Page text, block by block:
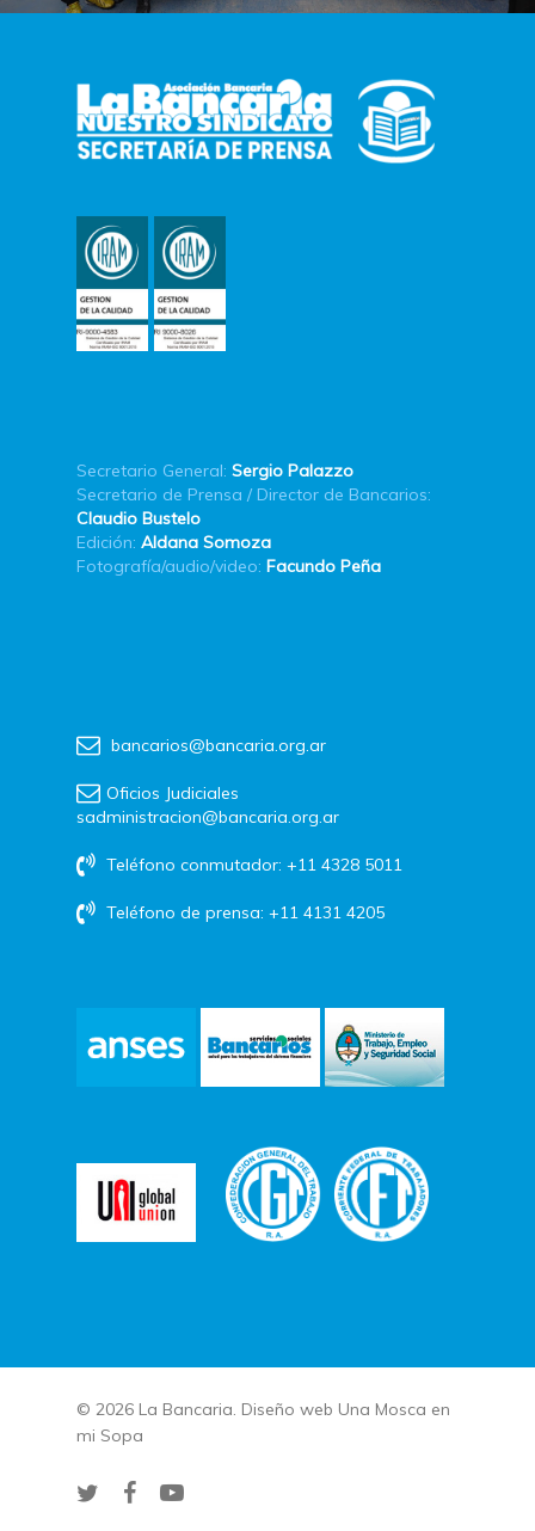
Secretario General: Sergio Palazzo
Secretario de Prensa / Director de Bancarios:
Claudio Bustelo
Edición: Aldana Somoza
Fotografía/audio/video: Facundo Peña
bancarios@bancaria.org.ar
Oficios Judiciales
sadministracion@bancaria.org.ar
Teléfono conmutador: +11 4328 5011
Teléfono de prensa: +11 4131 4205
© 2026 La Bancaria. Diseño web Una Mosca en
mi Sopa
twitterfacebookyoutube